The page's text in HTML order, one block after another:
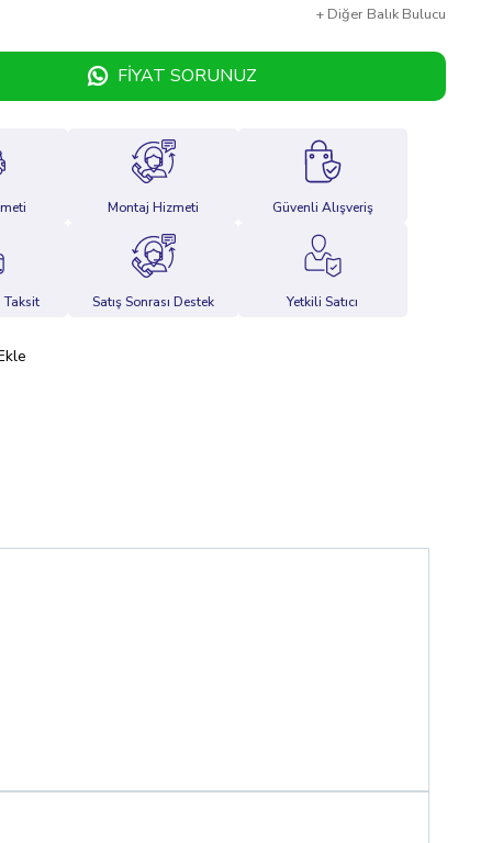
+ Diğer Balık Bulucu
FIYAT SORUNUZ
Montaj Hizmeti Güvenli Alışveriş
Taksit Satış Sonrası Destek Yetkili Satıcı